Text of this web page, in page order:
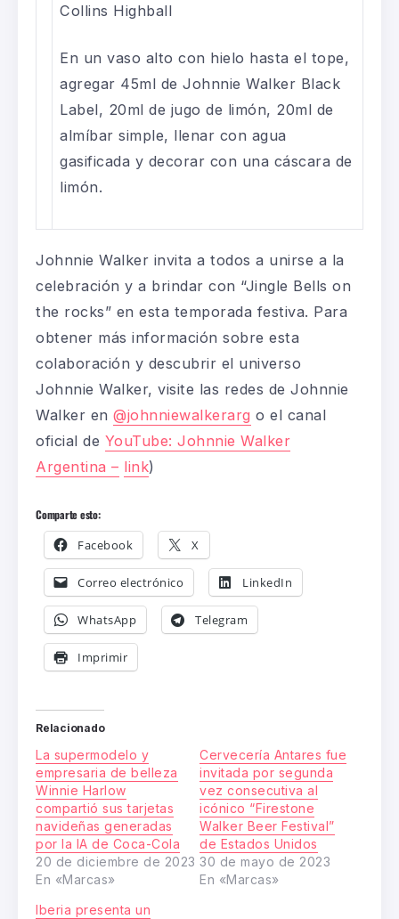
Collins Highball
En un vaso alto con hielo hasta el tope,
agregar 45ml de Johnnie Walker Black
Label, 20ml de jugo de limón, 20ml de
almíbar simple, llenar con agua
gasificada y decorar con una cáscara de
limón.
Johnnie Walker invita a todos a unirse a la
celebración y a brindar con “Jingle Bells on
the rocks” en esta temporada festiva. Para
obtener más información sobre esta
colaboración y descubrir el universo
Johnnie Walker, visite las redes de Johnnie
Walker en @johnniewalkerarg o el canal
oficial de YouTube: Johnnie Walker
Argentina – link)
Comparte esto:
Facebook X
Correo electrónico LinkedIn
WhatsApp Telegram
Imprimir
Relacionado
La supermodelo y
empresaria de belleza
Winnie Harlow
compartió sus tarjetas
navideñas generadas
por la IA de Coca-Cola
20 de diciembre de 2023
En «Marcas»
Cervecería Antares fue
invitada por segunda
vez consecutiva al
icónico “Firestone
Walker Beer Festival”
de Estados Unidos
30 de mayo de 2023
En «Marcas»
Iberia presenta un